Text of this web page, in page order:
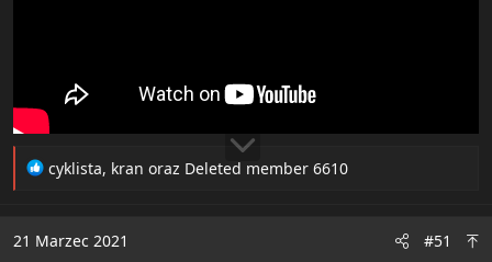
R
t
cyklista, kran oraz Deleted member 6610
21 Marzec 2021 #51